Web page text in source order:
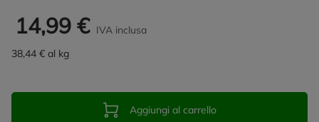
14,99 € IVA inclusa
38,44 € al kg
Aggiungi al carrello